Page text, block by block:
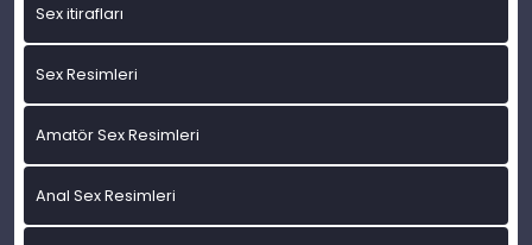
Sex itirafları
Sex Resimleri
Amatör Sex Resimleri
Anal Sex Resimleri